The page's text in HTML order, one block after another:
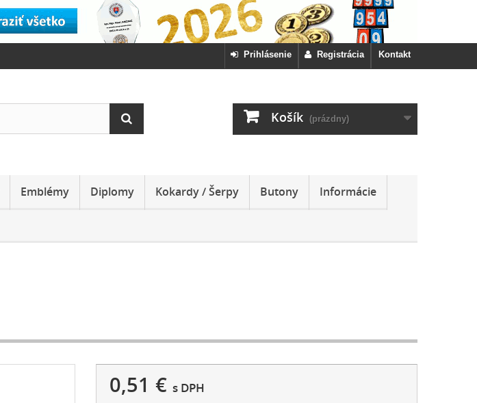
Kontakt
Registrácia
Prihlásenie
Košík (prázdny)
Emblémy Diplomy Kokardy / Šerpy Butony Informácie
0,51 € s DPH